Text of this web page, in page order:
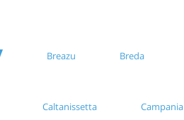
Breazu Breda
Caltanissetta Campania